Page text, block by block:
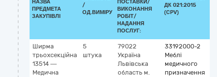
НАЗВА
ПРЕДМЕТА
ЗАКУПІВЛІ
/
ОД.ВИМІРУ
ПОСТАВКИ/
ВИКОНАННЯ
РОБІТ/
НАДАННЯ
ПОСЛУГ:
ДК 021:2015
(CPV)
Ширма
трьохсекційна
13514 —
Медична
5
штука
79022
Україна
Львівська
область м.
33192000-2
Меблі
медичного
призначення